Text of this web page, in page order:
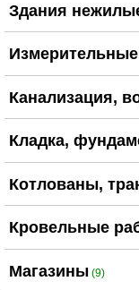
Здания
Канализация,
Кладка,
Котлованы,
Кровельные
Магазины (9)